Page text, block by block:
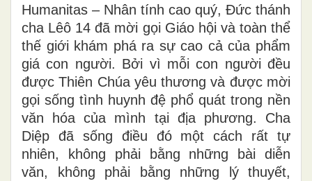
Humanitas – Nhân tính cao quý, Đức thánh
cha Lêô 14 đã mời gọi Giáo hội và toàn thể
thế giới khám phá ra sự cao cả của phẩm
giá con người. Bởi vì mỗi con người đều
được Thiên Chúa yêu thương và được mời
gọi sống tình huynh đệ phổ quát trong nền
văn hóa của mình tại địa phương. Cha
Diệp đã sống điều đó một cách rất tự
nhiên, không phải bằng những bài diễn
văn, không phải bằng những lý thuyết,